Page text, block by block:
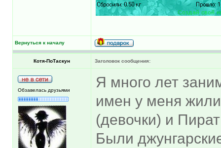
Вернуться к началу
Котя-ПоТаскун Заголовок сообщения:
Обзавелась друзьями
Я много лет
имен у меня
(девочки) и
Были